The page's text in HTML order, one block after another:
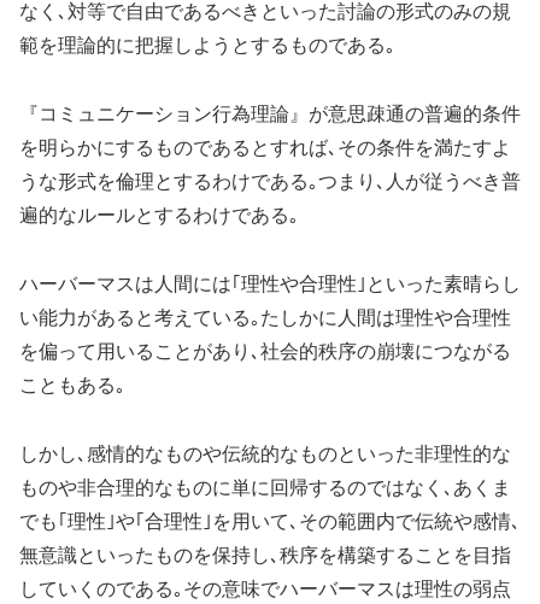
なく､対等で自由であるべきといった討論の形式のみの規
範を理論的に把握しようとするものである｡
『コミュニケーション行為理論』が意思疎通の普遍的条件
を明らかにするものであるとすれば､その条件を満たすよ
うな形式を倫理とするわけである｡つまり､人が従うべき普
遍的なルールとするわけである｡
ハーバーマスは人間には｢理性や合理性｣といった素晴らし
い能力があると考えている｡たしかに人間は理性や合理性
を偏って用いることがあり､社会的秩序の崩壊につながる
こともある｡
しかし､感情的なものや伝統的なものといった非理性的な
ものや非合理的なものに単に回帰するのではなく､あくま
でも｢理性｣や｢合理性｣を用いて､その範囲内で伝統や感情､
無意識といったものを保持し､秩序を構築することを目指
していくのである｡その意味でハーバーマスは理性の弱点